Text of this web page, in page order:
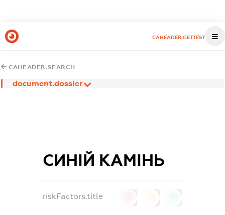
CAHEADER.GETTEST
CAHEADER.SEARCH
document.dossier
СИНІЙ КАМІНЬ
riskFactors.title